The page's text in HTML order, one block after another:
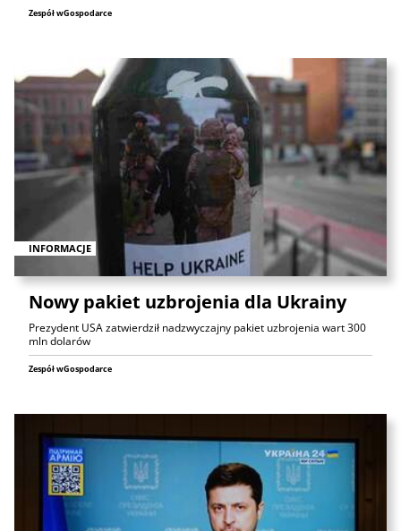
Zespół wGospodarce
INFORMACJE
Nowy pakiet uzbrojenia dla Ukrainy
Prezydent USA zatwierdził nadzwyczajny pakiet uzbrojenia wart 300
mln dolarów
Zespół wGospodarce